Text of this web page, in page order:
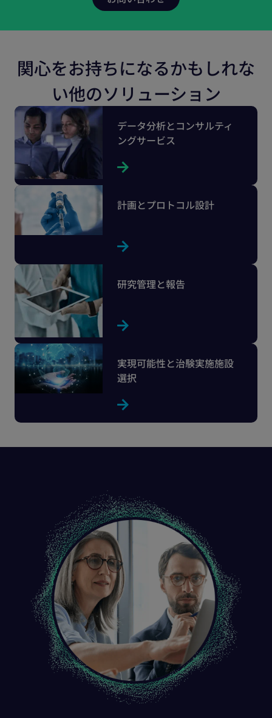
関心をお持ちになるかもしれな
い他のソリューション
データ分析とコンサルティ
ングサービス
計画とプロトコル設計
研究管理と報告
実現可能性と治験実施施設
選択